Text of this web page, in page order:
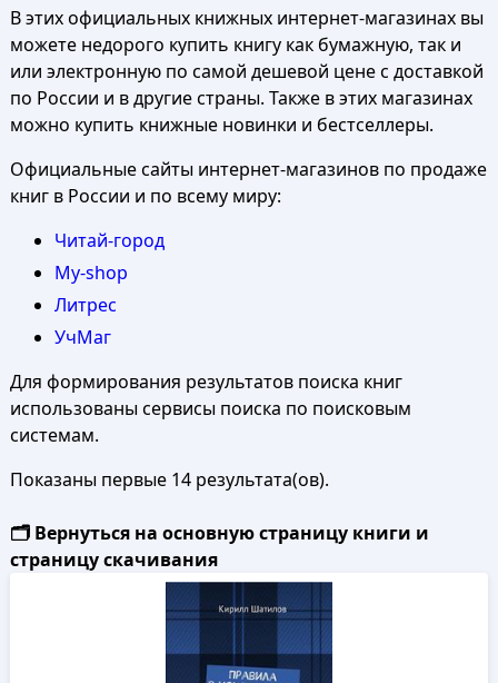
В этих официальных книжных интернет-магазинах вы
можете недорого купить книгу как бумажную, так и
или электронную по самой дешевой цене с доставкой
по России и в другие страны. Также в этих магазинах
можно купить книжные новинки и бестселлеры.
Официальные сайты интернет-магазинов по продаже
книг в России и по всему миру:
Читай-город
My-shop
Литрес
УчМаг
Для формирования результатов поиска книг
использованы сервисы поиска по поисковым
системам.
Показаны первые 14 результата(ов).
🗂️ Вернуться на основную страницу книги и
страницу скачивания